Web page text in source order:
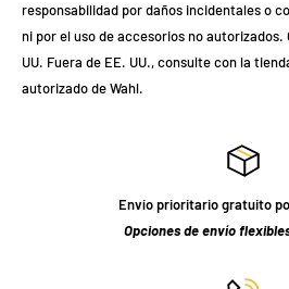
responsabilidad por daños incidentales o
ni por el uso de accesorios no autorizados.
UU. Fuera de EE. UU., consulte con la
autorizado de Wahl.
Envío prioritario gratuito
Opciones de envío